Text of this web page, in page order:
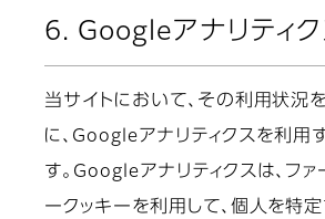
6. Googleアナリティ
当サイトにおいて、その利用状況
に、Googleアナリティクスを利用
す。Googleアナリティクスは、ファ
ークッキーを利用して、個人を特定